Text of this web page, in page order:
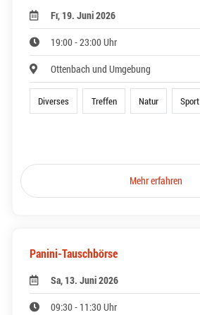
Fr, 19. Juni 2026
19:00 - 23:00 Uhr
Ottenbach und Umgebung
Diverses Treffen Natur Sport
Mehr erfahren
Panini-Tauschbörse
Sa, 13. Juni 2026
09:30 - 11:30 Uhr